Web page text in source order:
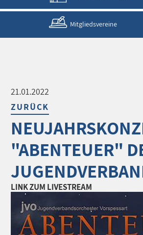
Mitgliedsvereine
21.01.2022
ZURÜCK
"ABENTEUER"
LINK ZUM LIVESTREAM